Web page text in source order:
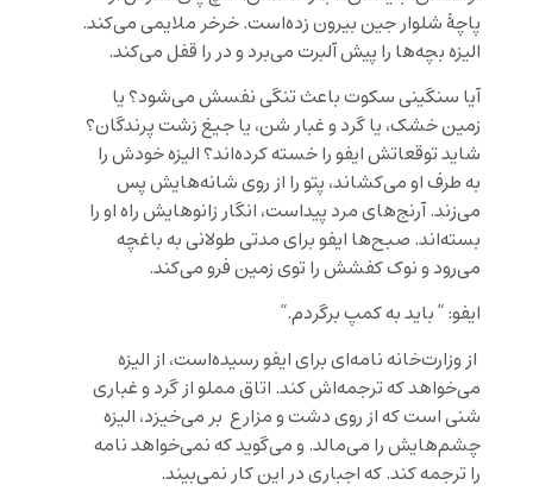
پاچۀ شلوار جین بیرون زده‌است. خرخر ملایمی می‌کند.
الیزه بچه‌ها را پیش آلبرت می‌برد و در را قفل می‌کند.
آیا سنگینی سکوت باعث تنگی نفسش می‌شود؟ یا
زمین خشک، یا گرد و غبار شن، یا جیغ زشت پرندگان؟
شاید توقعاتش ایفو را خسته کرده‌اند؟ الیزه خودش را
به طرف او می‌کشاند، پتو را از روی شانه‌هایش پس
می‌زند. آرنج‌های مرد پیداست، انگار زانوهایش راه او را
بسته‌اند. صبح‌ها ایفو برای مدتی طولانی به باغچه
می‌رود و نوک کفشش را توی زمین فرو می‌کند.
ایفو: ” باید به کمپ برگردم.”
از وزارت‌خانه نامه‌ای برای ایفو رسیده‌است، از الیزه
می‌خواهد که ترجمه‌اش کند. اتاق مملو از گرد و غباری
شنی است که از روی دشت و مزارع بر می‌خیزد، الیزه
چشم‌هایش را می‌مالد. و می‌گوید که نمی‌خواهد نامه
را ترجمه کند. که اجباری در این کار نمی‌بیند.